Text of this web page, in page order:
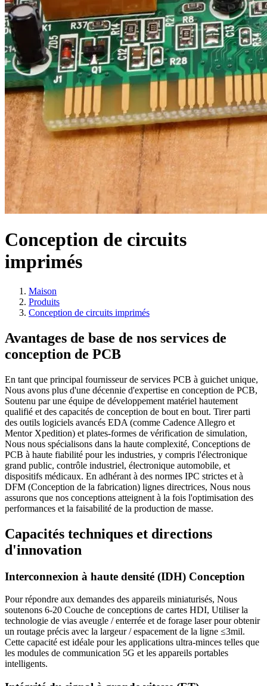
Conception de circuits
imprimés
Maison
Produits
Conception de circuits imprimés
Avantages de base de nos services de
conception de PCB
En tant que principal fournisseur de services PCB à guichet unique,
Nous avons plus d'une décennie d'expertise en conception de PCB,
Soutenu par une équipe de développement matériel hautement
qualifié et des capacités de conception de bout en bout. Tirer parti
des outils logiciels avancés EDA (comme Cadence Allegro et
Mentor Xpedition) et plates-formes de vérification de simulation,
Nous nous spécialisons dans la haute complexité, Conceptions de
PCB à haute fiabilité pour les industries, y compris l'électronique
grand public, contrôle industriel, électronique automobile, et
dispositifs médicaux. En adhérant à des normes IPC strictes et à
DFM (Conception de la fabrication) lignes directrices, Nous nous
assurons que nos conceptions atteignent à la fois l'optimisation des
performances et la faisabilité de la production de masse.
Capacités techniques et directions
d'innovation
Interconnexion à haute densité (IDH) Conception
Pour répondre aux demandes des appareils miniaturisés, Nous
soutenons 6-20 Couche de conceptions de cartes HDI, Utiliser la
technologie de vias aveugle / enterrée et de forage laser pour obtenir
un routage précis avec la largeur / espacement de la ligne ≤3mil.
Cette capacité est idéale pour les applications ultra-minces telles que
les modules de communication 5G et les appareils portables
intelligents.